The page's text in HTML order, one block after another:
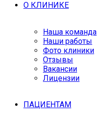
О КЛИНИКЕ
Наша команда
Наши работы
Фото клиники
Отзывы
Вакансии
Лицензии
ПАЦИЕНТАМ